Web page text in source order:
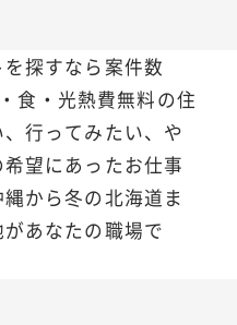
探すなら案件数
食・光熱費無料の住
行ってみたい、や
望にあったお仕事
から冬の北海道ま
あなたの職場で